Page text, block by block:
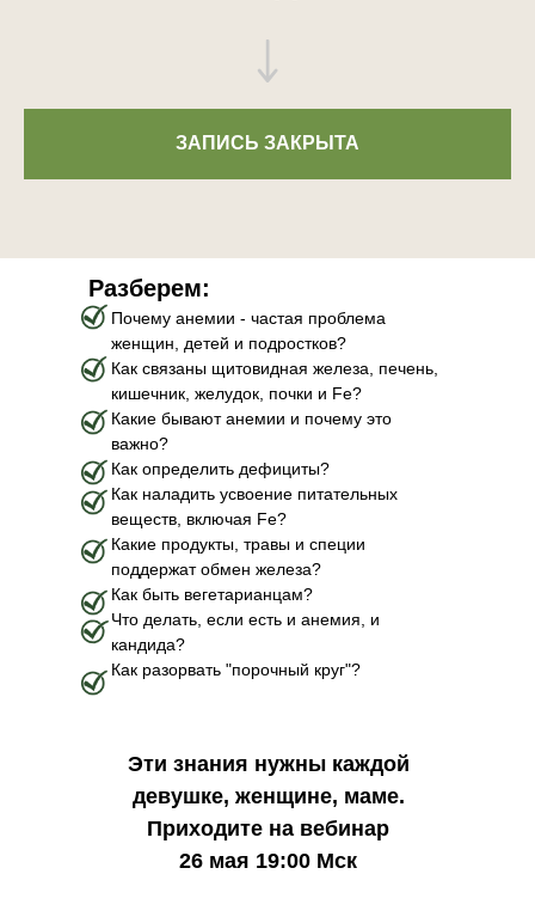
ЗАПИСЬ ЗАКРЫТА
Почему анемии - частая проблема
женщин, детей и подростков?
Как связаны щитовидная железа, печень,
кишечник, желудок, почки и Fe?
Какие бывают анемии и почему это
важно?
Как определить дефициты?
Как наладить усвоение питательных
веществ, включая Fe?
Какие продукты, травы и специи
поддержат обмен железа?
Как быть вегетарианцам?
Что делать, если есть и анемия, и
кандида?
Как разорвать "порочный круг"?
Разберем:
Эти знания нужны каждой
девушке, женщине, маме.
Приходите на вебинар
26 мая 19:00 Мск
Соцсети
ВКонтакте